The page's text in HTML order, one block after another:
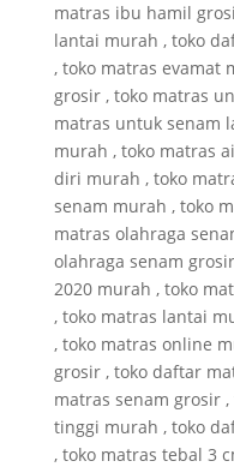
matras ibu hamil
lantai murah , toko
, toko matras evamat
grosir , toko matras
matras untuk senam
murah , toko matras
diri murah , toko
senam murah , toko
matras olahraga
olahraga senam
2020 murah , toko
, toko matras lantai
, toko matras online
grosir , toko daftar
matras senam grosir
tinggi murah , toko
, toko matras tebal 3